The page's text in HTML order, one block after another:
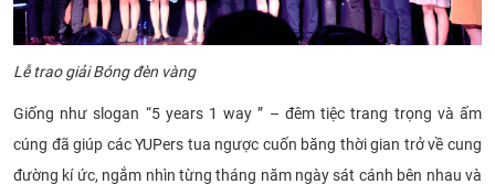
Lễ trao giải Bóng đèn vàng
Giống như slogan “5 years 1 way ” – đêm tiệc trang trọng và ấm
cúng đãgiúp các YUPers tua ngược cuốn băng thời gian trở về cung
đường kí ức, ngắm nhìn từng tháng năm ngày sát cánh bên nhau và